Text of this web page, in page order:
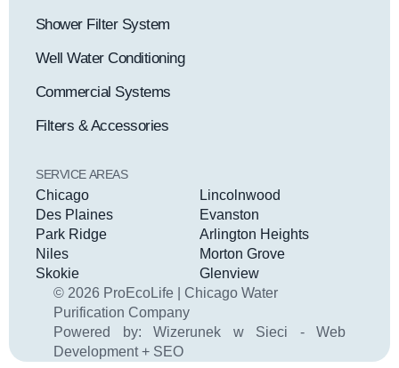
Shower Filter System
Well Water Conditioning
Commercial Systems
Filters & Accessories
SERVICE AREAS
Chicago
Des Plaines
Park Ridge
Niles
Skokie
Lincolnwood
Evanston
Arlington Heights
Morton Grove
Glenview
© 2026 ProEcoLife | Chicago Water
Purification Company
Powered by: Wizerunek w Sieci - Web
Development + SEO